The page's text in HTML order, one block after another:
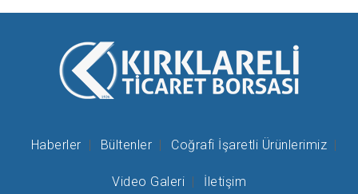
Haberler Bültenler Coğrafi İşaretli Ürünlerimiz
Video Galeri İletişim